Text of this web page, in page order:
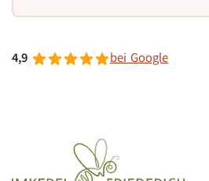
4,9 bei Google